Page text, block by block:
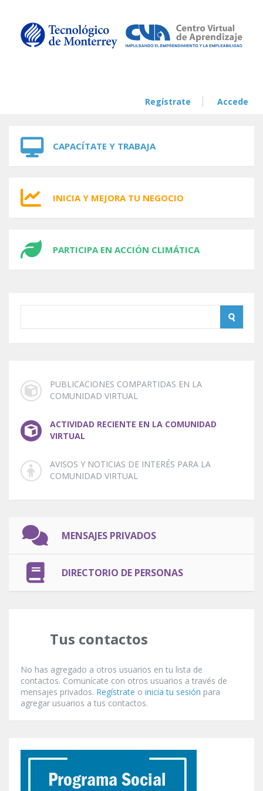
Regístrate Accede
CAPACÍTATE Y TRABAJA
INICIA Y MEJORA TU NEGOCIO
PARTICIPA EN ACCIÓN CLIMÁTICA
PUBLICACIONES COMPARTIDAS EN LA
COMUNIDAD VIRTUAL
ACTIVIDAD RECIENTE EN LA COMUNIDAD
VIRTUAL
AVISOS Y NOTICIAS DE INTERÉS PARA LA
COMUNIDAD VIRTUAL
MENSAJES PRIVADOS
DIRECTORIO DE PERSONAS
Tus contactos
No has agregado a otros usuarios en tu lista de
contactos. Comunícate con otros usuarios a través de
mensajes privados. Regístrate o inicia tu sesión para
agregar usuarios a tus contactos.